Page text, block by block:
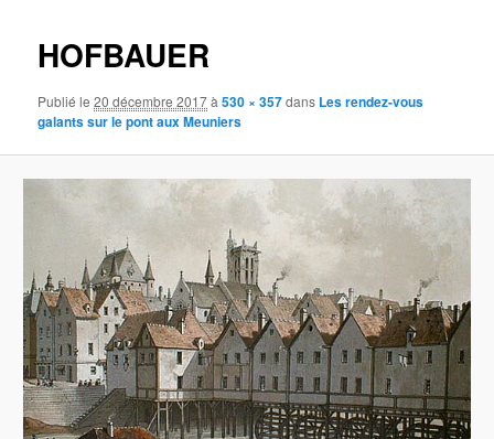
HOFBAUER
Publié le20 décembre 2017à530 × 357dans Les rendez-vous
galants sur le pont aux Meuniers